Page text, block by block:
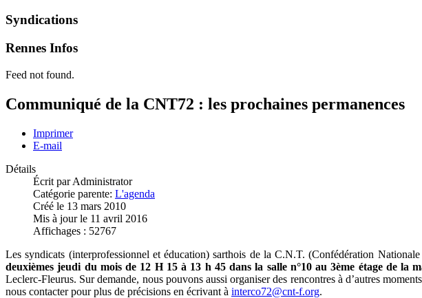
Syndications
Rennes Infos
Feed not found.
Communiqué de la CNT72 : les prochaines permanences
Imprimer
E-mail
Détails
Écrit parAdministrator
Catégorie parente: L'agenda
Créé le 13 mars 2010
Mis à jour le 11 avril 2016
Affichages : 52767
Les syndicats (interprofessionnel et éducation) sarthois de la C.N.T. (Confédération
deuxièmes jeudi du mois de 12 H 15 à 13 h 45 dans la salle n°10 au 3ème étage de la
Leclerc-Fleurus. Sur demande, nous pouvons aussi organiser des rencontres à d’autres
nous contacter pour plus de précisions en écrivant à interco72@cnt-f.org.